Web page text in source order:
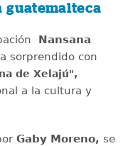
guatemalteca
Nansana
sorprendido con
de Xelajú",
a la cultura y
Gaby Moreno, se